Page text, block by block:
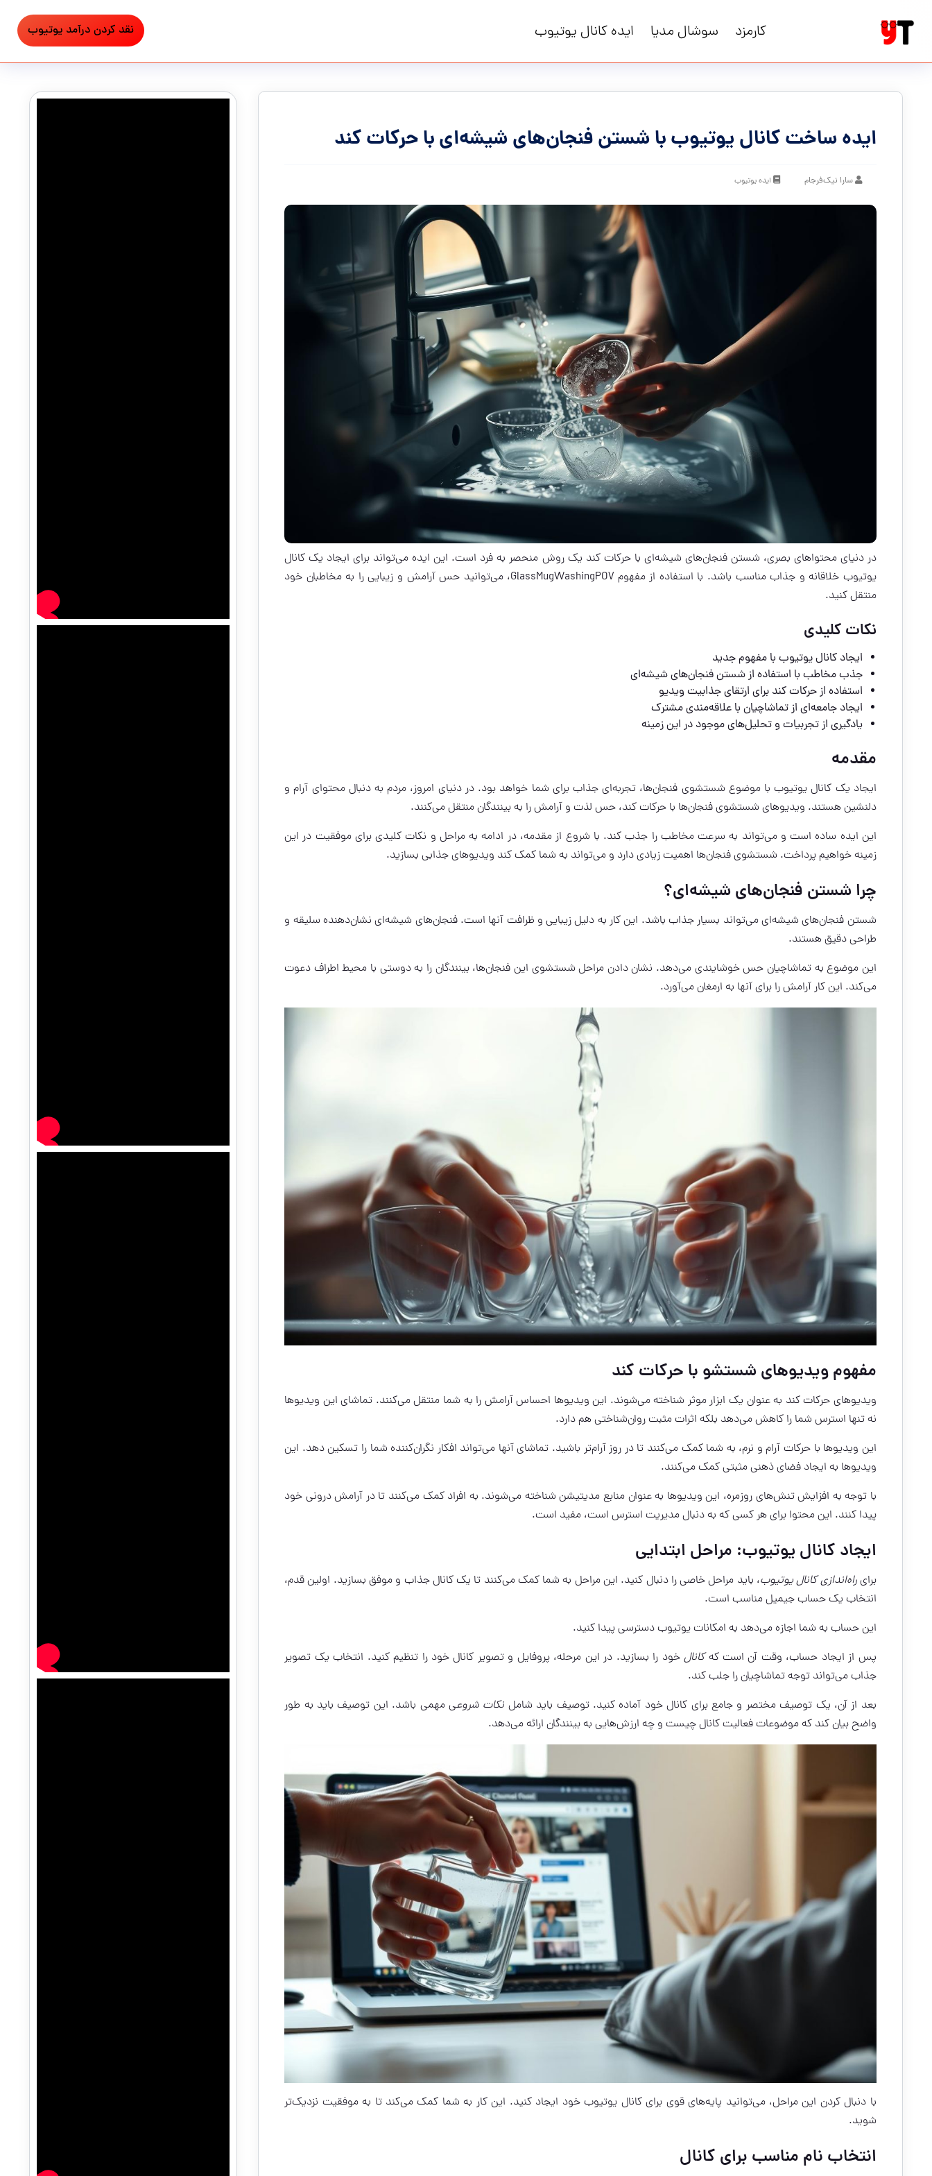
کارمزد سوشال مدیا ایده کانال یوتیوب نقد کردن درآمد یوتیوب
ایده ساخت کانال یوتیوب با شستن فنجان‌های شیشه‌ای با حرکات کند
سارا نیک‌فرجام ایده یوتیوب
در دنیای محتواهای بصری، شستن فنجان‌های شیشه‌ای با حرکات کند یک روش منحصر به فرد است. این ایده می‌تواند برای ایجاد یک کانال
یوتیوب خلاقانه و جذاب مناسب باشد. با استفاده از مفهوم GlassMugWashingPOV، می‌توانید حس آرامش و زیبایی را به مخاطبان خود
منتقل کنید.
نکات کلیدی
ایجاد کانال یوتیوب با مفهوم جدید
جذب مخاطب با استفاده از شستن فنجان‌های شیشه‌ای
استفاده از حرکات کند برای ارتقای جذابیت ویدیو
ایجاد جامعه‌ای از تماشاچیان با علاقه‌مندی مشترک
یادگیری از تجربیات و تحلیل‌های موجود در این زمینه
مقدمه
ایجاد یک کانال یوتیوب با موضوع شستشوی فنجان‌ها، تجربه‌ای جذاب برای شما خواهد بود. در دنیای امروز، مردم به دنبال محتوای آرام و
دلنشین هستند. ویدیوهای شستشوی فنجان‌ها با حرکات کند، حس لذت و آرامش را به بینندگان منتقل می‌کنند.
این ایده ساده است و می‌تواند به سرعت مخاطب را جذب کند. با شروع از مقدمه، در ادامه به مراحل و نکات کلیدی برای موفقیت در این
زمینه خواهیم پرداخت. شستشوی فنجان‌ها اهمیت زیادی دارد و می‌تواند به شما کمک کند ویدیوهای جذابی بسازید.
چرا شستن فنجان‌های شیشه‌ای؟
شستن فنجان‌های شیشه‌ای می‌تواند بسیار جذاب باشد. این کار به دلیل زیبایی و ظرافت آنها است. فنجان‌های شیشه‌ای نشان‌دهنده سلیقه و
طراحی دقیق هستند.
این موضوع به تماشاچیان حس خوشایندی می‌دهد. نشان دادن مراحل شستشوی این فنجان‌ها، بینندگان را به دوستی با محیط اطراف دعوت
می‌کند. این کار آرامش را برای آنها به ارمغان می‌آورد.
مفهوم ویدیوهای شستشو با حرکات کند
ویدیوهای حرکات کند به عنوان یک ابزار موثر شناخته می‌شوند. این ویدیوها احساس آرامش را به شما منتقل می‌کنند. تماشای این ویدیوها
نه تنها استرس شما را کاهش می‌دهد بلکه اثرات مثبت روان‌شناختی هم دارد.
این ویدیوها با حرکات آرام و نرم، به شما کمک می‌کنند تا در روز آرام‌تر باشید. تماشای آنها می‌تواند افکار نگران‌کننده شما را تسکین دهد. این
ویدیوها به ایجاد فضای ذهنی مثبتی کمک می‌کنند.
با توجه به افزایش تنش‌های روزمره، این ویدیوها به عنوان منابع مدیتیشن شناخته می‌شوند. به افراد کمک می‌کنند تا در آرامش درونی خود
پیدا کنند. این محتوا برای هر کسی که به دنبال مدیریت استرس است، مفید است.
ایجاد کانال یوتیوب: مراحل ابتدایی
برایراه‌اندازی کانال یوتیوب، باید مراحل خاصی را دنبال کنید. این مراحل به شما کمک می‌کنند تا یک کانال جذاب و موفق بسازید. اولین قدم،
انتخاب یک حساب جیمیل مناسب است.
این حساب به شما اجازه می‌دهد به امکانات یوتیوب دسترسی پیدا کنید.
پس از ایجاد حساب، وقت آن است کهکانالخود را بسازید. در این مرحله، پروفایل و تصویر کانال خود را تنظیم کنید. انتخاب یک تصویر
جذاب می‌تواند توجه تماشاچیان را جلب کند.
بعد از آن، یک توصیف مختصر و جامع برای کانال خود آماده کنید. توصیف باید شامل نکات شروعی مهمی باشد. این توصیف باید به طور
واضح بیان کند که موضوعات فعالیت کانال چیست و چه ارزش‌هایی به بینندگان ارائه می‌دهد.
با دنبال کردن این مراحل، می‌توانید پایه‌های قوی برای کانال یوتیوب خود ایجاد کنید. این کار به شما کمک می‌کند تا به موفقیت نزدیک‌تر
شوید.
انتخاب نام مناسب برای کانال